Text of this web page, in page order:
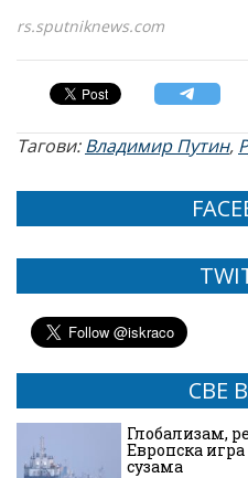
rs.sputniknews.com
Тагови:Владимир Путин,
СВЕ
Глобализам,
Европска игра
сузама